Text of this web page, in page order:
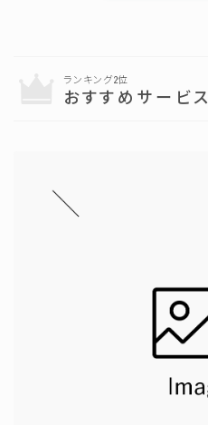
ランキング2位
おすすめサービス